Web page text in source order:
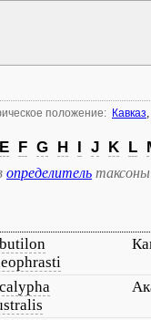
положение: Кавказ,
E F G H I J K L
определитель